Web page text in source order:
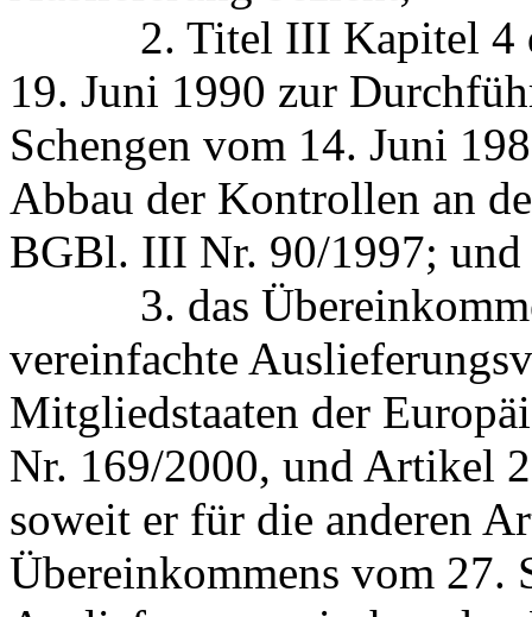
2. Titel III Kapitel 4
19. Juni 1990 zur
Schengen vom 14. Juni
Abbau der Kontrollen an
BGBl. III Nr. 90/1997; und
3. das
vereinfachte
Mitgliedstaaten der
Nr. 169/2000, und Artikel
soweit er für die anderen
Übereinkommens vom 27.